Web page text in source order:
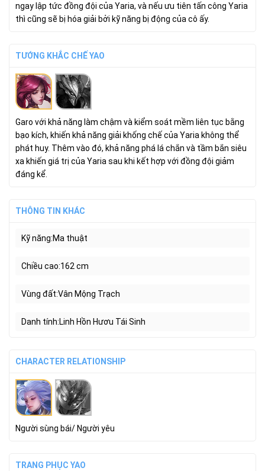
ngay lập tức đồng đội của Yaria, và nếu ưu tiên tấn công Yaria
thì cũng sẽ bị hóa giải bởi kỹ năng bị động của cô ấy.
TƯỚNG KHẮC CHẾ YAO
Garo với khả năng làm chậm và kiểm soát mềm liên tục bằng
bạo kích, khiến khả năng giải khống chế của Yaria không thể
phát huy. Thêm vào đó, khả năng phá lá chắn và tầm bắn siêu
xa khiến giá trị của Yaria sau khi kết hợp với đồng đội giảm
đáng kể.
THÔNG TIN KHÁC
Kỹ năng Ma thuật
Chiều cao 162 cm
Vùng đất Vân Mộng Trạch
Danh tính Linh Hồn Hươu Tái Sinh
CHARACTER RELATIONSHIP
Người sùng bái/ Người yêu
TRANG PHỤC YAO